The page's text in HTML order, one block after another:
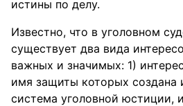
истины по делу.
Известно, что в уголовном
существует два вида
важных и значимых: 1)
имя защиты которых создана
система уголовной юстиции,